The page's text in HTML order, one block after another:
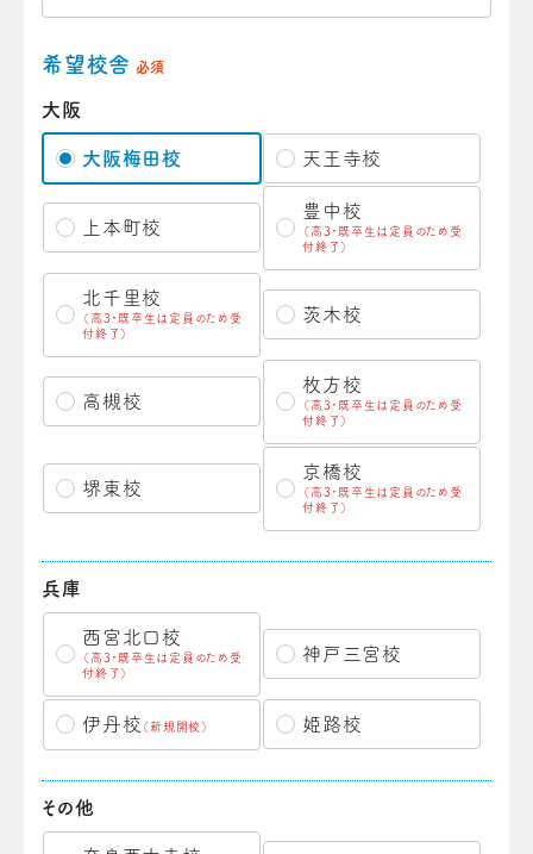
希望校舎 必須
大阪
大阪梅田校 天王寺校
上本町校
豊中校
（高3・既卒生は定員のため受
付終了）
北千里校
（高3・既卒生は定員のため受
付終了）
茨木校
高槻校
枚方校
（高3・既卒生は定員のため受
付終了）
堺東校
京橋校
（高3・既卒生は定員のため受
付終了）
兵庫
西宮北口校
（高3・既卒生は定員のため受
付終了）
神戸三宮校
伊丹校 （新規開校） 姫路校
その他